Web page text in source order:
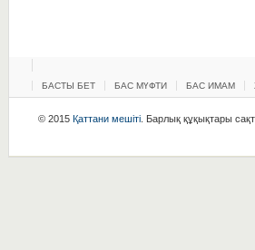
БАСТЫ БЕТ БАС МҮФТИ БАС ИМАМ
© 2015 Қаттани мешіті. Барлық құқықтары